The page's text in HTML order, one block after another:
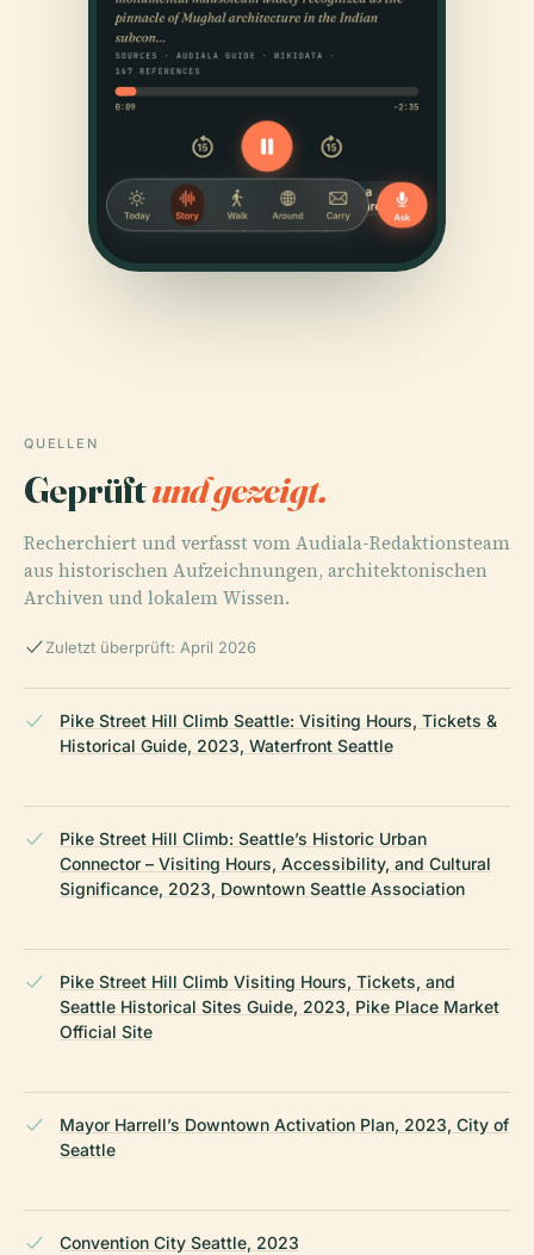
QUELLEN
Geprüftund gezeigt.
Recherchiert und verfasst vom Audiala-Redaktionsteam
aus historischen Aufzeichnungen, architektonischen
Archiven und lokalem Wissen.
Zuletzt überprüft: April 2026
Pike Street Hill Climb Seattle: Visiting Hours, Tickets &
Historical Guide, 2023, Waterfront Seattle
Pike Street Hill Climb: Seattle’s Historic Urban
Connector – Visiting Hours, Accessibility, and Cultural
Significance, 2023, Downtown Seattle Association
Pike Street Hill Climb Visiting Hours, Tickets, and
Seattle Historical Sites Guide, 2023, Pike Place Market
Official Site
Mayor Harrell’s Downtown Activation Plan, 2023, City of
Seattle
Convention City Seattle, 2023